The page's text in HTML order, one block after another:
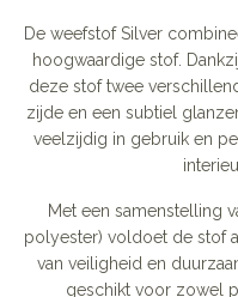
De weefstof Silver
hoogwaardige stof.
deze stof twee
zijde en een subtiel
veelzijdig in gebruik en
Met een samenstelling
polyester) voldoet de stof
van veiligheid en
geschikt voor zowel